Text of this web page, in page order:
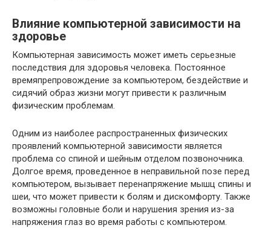
Влияние компьютерной зависимости на
здоровье
Компьютерная зависимость может иметь серьезные
последствия для здоровья человека. Постоянное
времяпрепровождение за компьютером, бездействие и
сидячий образ жизни могут привести к различным
физическим проблемам.
Одним из наиболее распространенных физических
проявлений компьютерной зависимости является
проблема со спиной и шейным отделом позвоночника.
Долгое время, проведенное в неправильной позе перед
компьютером, вызывает перенапряжение мышц спины и
шеи, что может привести к болям и дискомфорту. Также
возможны головные боли и нарушения зрения из-за
напряжения глаз во время работы с компьютером.